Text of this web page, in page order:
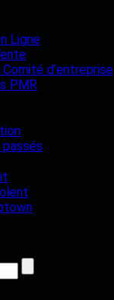
Ligne
d’entreprise
PMR